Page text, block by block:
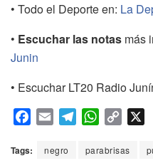
• Todo el Deporte en: La
• Escuchar las notas más
Junin
• Escuchar LT20 Radio
c
a
W
a
p
Tags: negro parabrisas